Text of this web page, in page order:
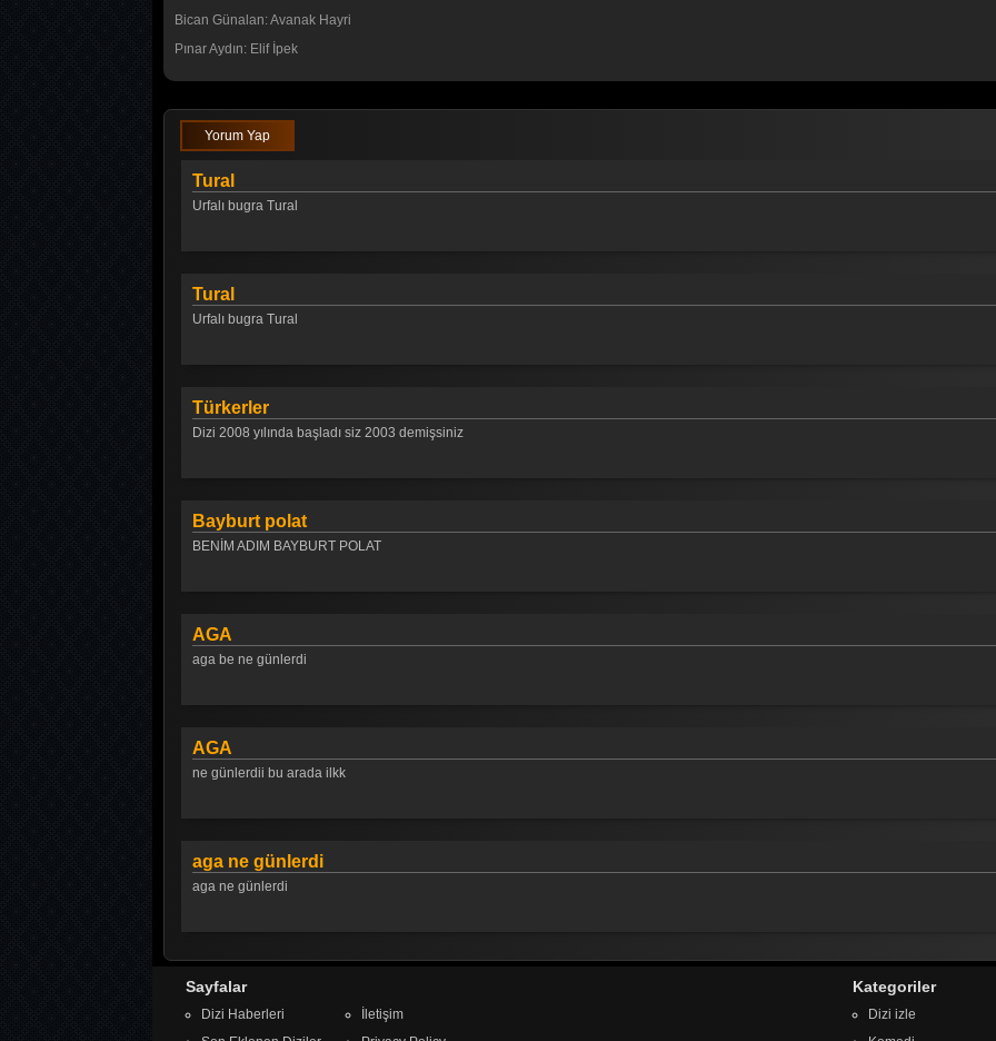
Bican Günalan: Avanak Hayri
Pınar Aydın: Elif İpek
Yorum Yap
Tural
Urfalı bugra Tural
Tural
Urfalı bugra Tural
Türkerler
Dizi 2008 yılında başladı siz 2003 demişsiniz
Bayburt polat
BENİM ADIM BAYBURT POLAT
AGA
aga be ne günlerdi
AGA
ne günlerdii bu arada ilkk
aga ne günlerdi
aga ne günlerdi
Sayfalar
Dizi Haberleri
İletişim
Kategoriler
Dizi izle